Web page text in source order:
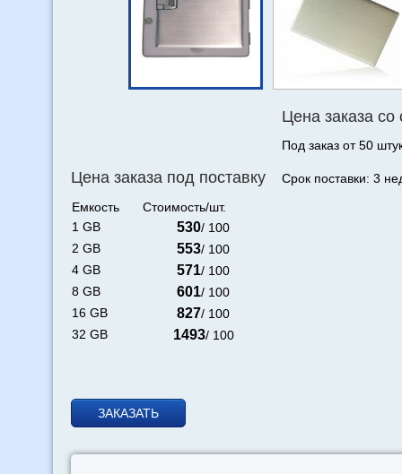
Цена заказа под поставку
Емкость
Стоимость/шт.
1 GB
530/ 100
2 GB
553/ 100
4 GB
571/ 100
8 GB
601/ 100
16 GB
827/ 100
32 GB
1493/ 100
Цена заказа со
Под заказ от 50
Срок поставки: 3
ЗАКАЗАТЬ